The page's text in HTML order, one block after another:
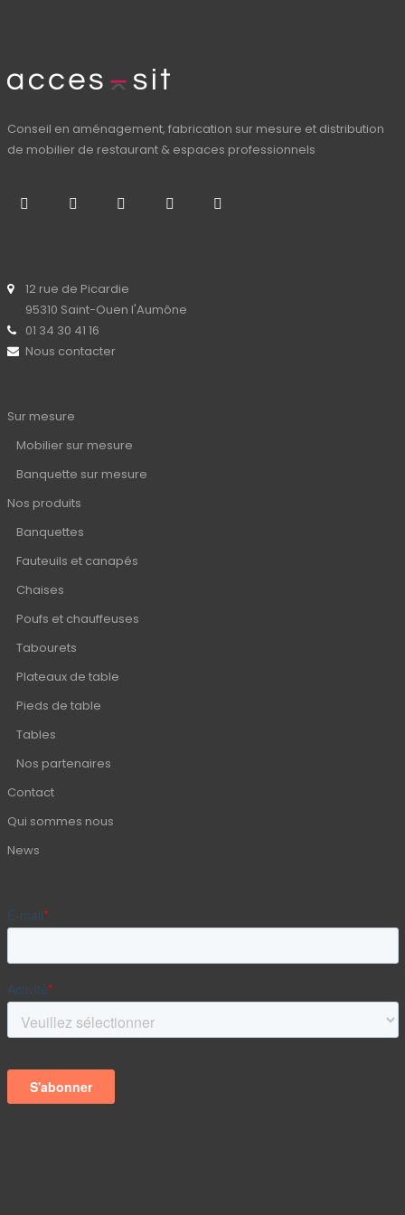
Conseil en aménagement, fabrication sur mesure et distribution
de mobilier de restaurant & espaces professionnels
12 rue de Picardie
95310 Saint-Ouen l'Aumône
01 34 30 41 16
Nous contacter
Sur mesure
Mobilier sur mesure
Banquette sur mesure
Nos produits
Banquettes
Fauteuils et canapés
Chaises
Poufs et chauffeuses
Tabourets
Plateaux de table
Pieds de table
Tables
Nos partenaires
Contact
Qui sommes nous
News